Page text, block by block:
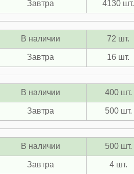
Завтра 4130 шт.
В наличии 72 шт.
Завтра 16 шт.
В наличии 400 шт.
Завтра 500 шт.
В наличии 500 шт.
Завтра 4 шт.